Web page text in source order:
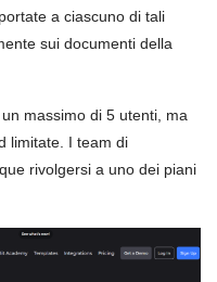
a ciascuno di tali
sui documenti della
massimo di 5 utenti, ma
limitate. I team di
rivolgersi a uno dei piani